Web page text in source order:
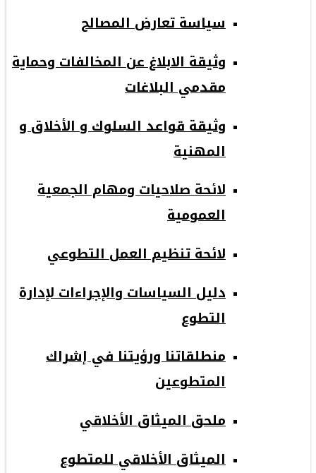
سياسة تعارض المصالح
وثيقة الابلاغ عن المخالفات وحماية
مقدمي البلاغات
وثيقة قواعد السلوك و الأخلاق و
المهنية
لائحة صلاحيات ومهام الجمعية
العمومية
لائحة تنظيم العمل التطوعي
دليل السياسات والإجراءات لإدارة
التطوع
منطلقاتنا ورؤيتنا في إشراك
المتطوعين
ملحق الميثاق الأخلاقي
الميثاق الأخلاقي للمتطوع